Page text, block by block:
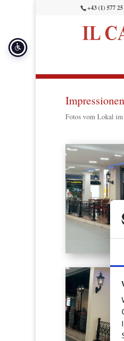
+43 (1) 577
Impressionen
Fotos vom Lokal